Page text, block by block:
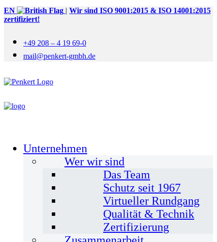
EN | Wir sind ISO 9001:2015 & ISO 14001:2015
zertifiziert!
+49 208 – 4 19 69-0
mail@penkert-gmbh.de
Unternehmen
Wer wir sind
Das Team
Schutz seit 1967
Virtueller Rundgang
Qualität & Technik
Zertifizierung